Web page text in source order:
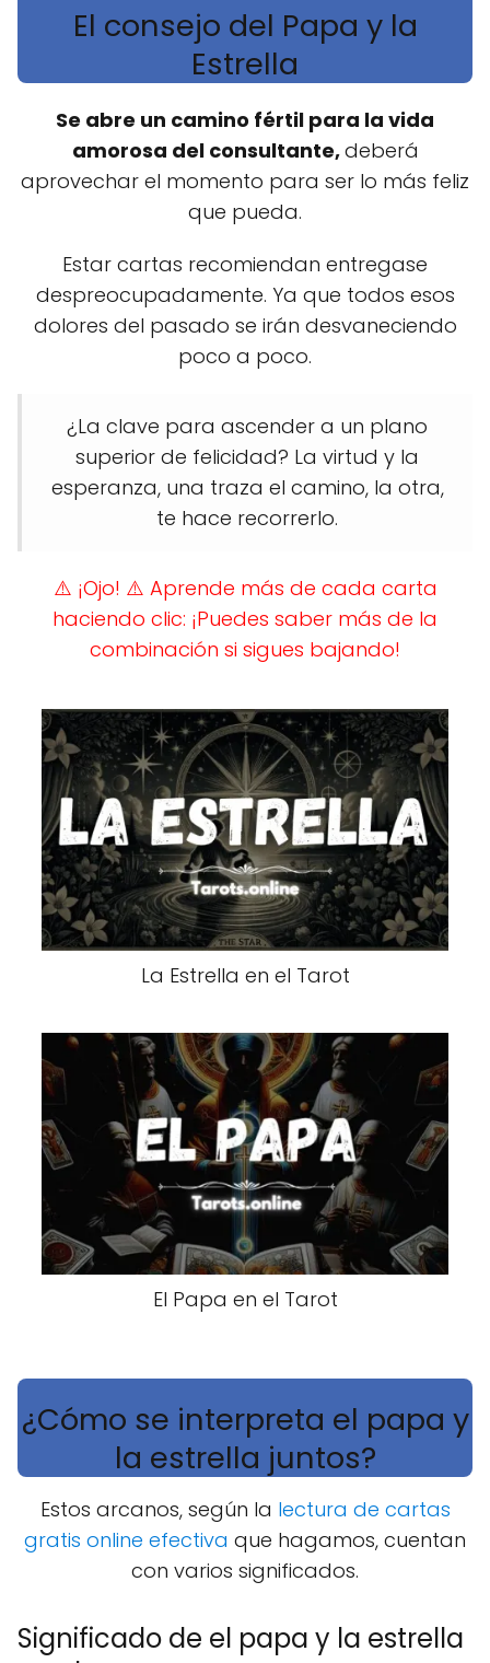
El consejo del Papa y la
Estrella
Se abre un camino fértil para la vida
amorosa del consultante,deberá
aprovechar el momento para ser lo más feliz
que pueda.
Estar cartas recomiendan entregase
despreocupadamente. Ya que todos esos
dolores del pasado se irán desvaneciendo
poco a poco.
¿La clave para ascender a un plano
superior de felicidad? La virtud y la
esperanza, una traza el camino, la otra,
te hace recorrerlo.
⚠️ ¡Ojo! ⚠️ Aprende más de cada carta
haciendo clic: ¡Puedes saber más de la
combinación si sigues bajando!
La Estrella en el Tarot
El Papa en el Tarot
¿Cómo se interpreta el papa y
la estrella juntos?
Estos arcanos, según la lectura de cartas
gratis online efectiva que hagamos, cuentan
con varios significados.
Significado de el papa y la estrella